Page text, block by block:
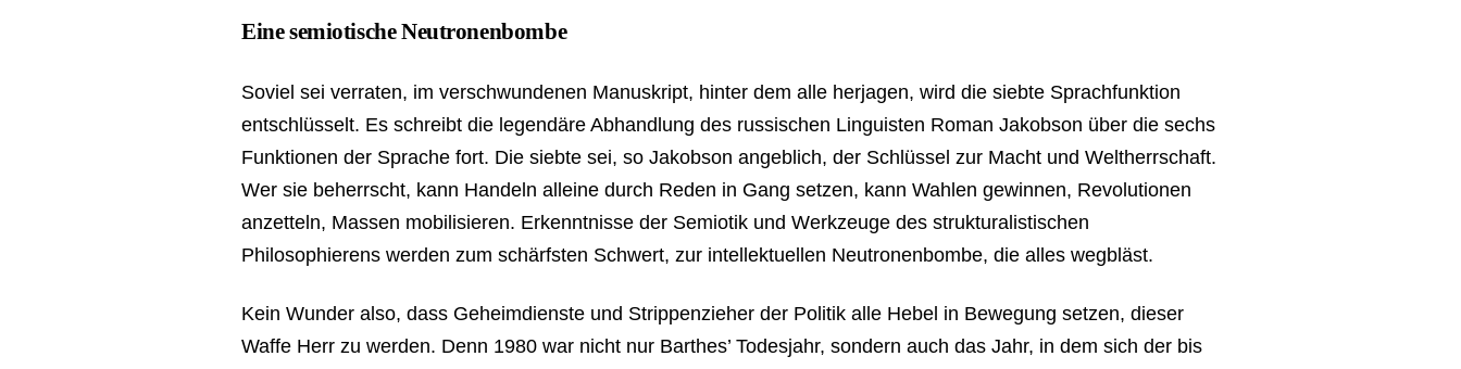
Eine semiotische Neutronenbombe
Soviel sei verraten, im verschwundenen Manuskript, hinter dem alle herjagen, wird die siebte Sprachfunktion
entschlüsselt. Es schreibt die legendäre Abhandlung des russischen Linguisten Roman Jakobson über die sechs
Funktionen der Sprache fort. Die siebte sei, so Jakobson angeblich, der Schlüssel zur Macht und Weltherrschaft.
Wer sie beherrscht, kann Handeln alleine durch Reden in Gang setzen, kann Wahlen gewinnen, Revolutionen
anzetteln, Massen mobilisieren. Erkenntnisse der Semiotik und Werkzeuge des strukturalistischen
Philosophierens werden zum schärfsten Schwert, zur intellektuellen Neutronenbombe, die alles wegbläst.
Kein Wunder also, dass Geheimdienste und Strippenzieher der Politik alle Hebel in Bewegung setzen, dieser
Waffe Herr zu werden. Denn 1980 war nicht nur Barthes’ Todesjahr, sondern auch das Jahr, in dem sich der bis